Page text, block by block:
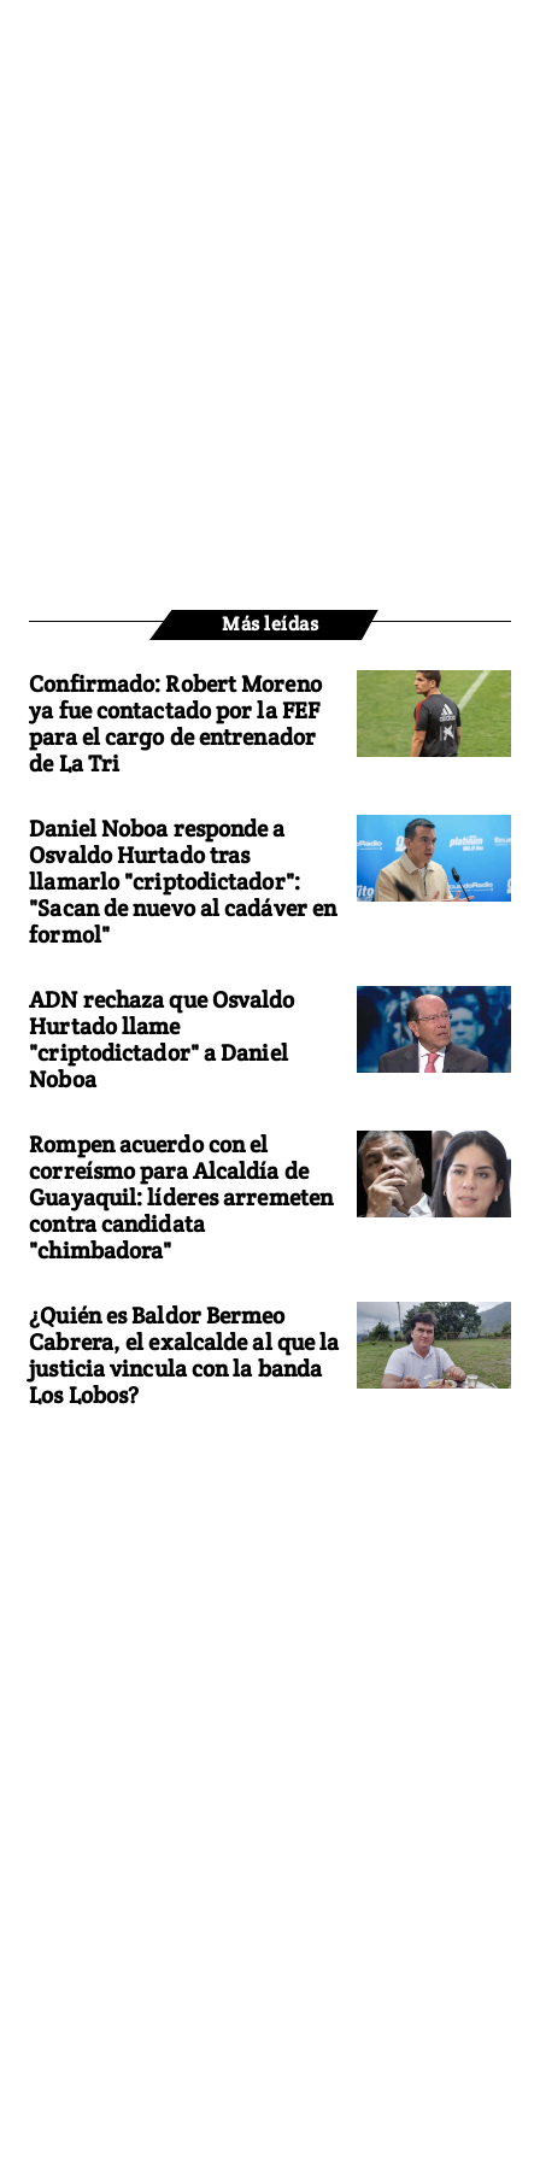
Más leídas
Confirmado: Robert Moreno
ya fue contactado por la FEF
para el cargo de entrenador
de La Tri
Daniel Noboa responde a
Osvaldo Hurtado tras
llamarlo "criptodictador":
"Sacan de nuevo al cadáver en
formol"
ADN rechaza que Osvaldo
Hurtado llame
"criptodictador" a Daniel
Noboa
Rompen acuerdo con el
correísmo para Alcaldía de
Guayaquil: líderes arremeten
contra candidata
"chimbadora"
¿Quién es Baldor Bermeo
Cabrera, el exalcalde al que la
justicia vincula con la banda
Los Lobos?